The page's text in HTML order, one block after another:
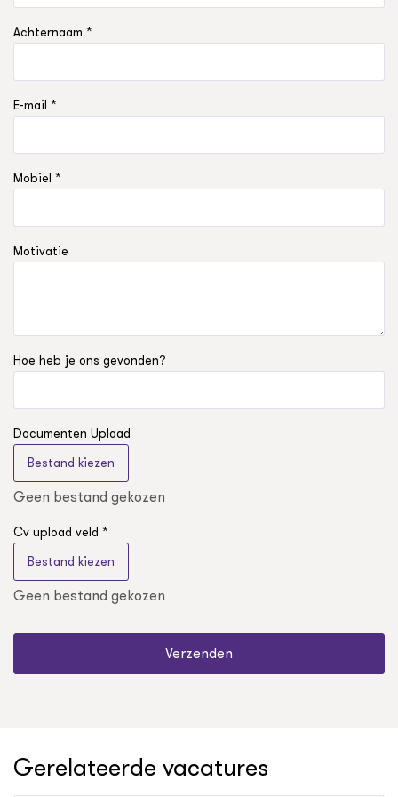
Achternaam *
E-mail *
Mobiel *
Motivatie
Hoe heb je ons gevonden?
Documenten Upload
Bestand kiezen
Geen bestand gekozen
Cv upload veld *
Bestand kiezen
Geen bestand gekozen
Verzenden
Gerelateerde vacatures